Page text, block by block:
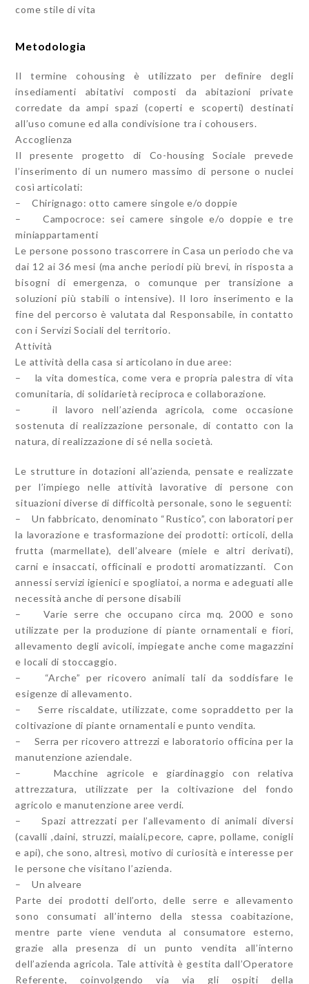
come stile di vita
Metodologia
Il termine cohousing è utilizzato per definire degli
insediamenti abitativi composti da abitazioni private
corredate da ampi spazi (coperti e scoperti) destinati
all’uso comune ed alla condivisione tra i cohousers.
Accoglienza
Il presente progetto di Co-housing Sociale prevede
l’inserimento di un numero massimo di persone o nuclei
così articolati:
– Chirignago: otto camere singole e/o doppie
– Campocroce: sei camere singole e/o doppie e tre
miniappartamenti
Le persone possono trascorrere in Casa un periodo che va
dai 12 ai 36 mesi (ma anche periodi più brevi, in risposta a
bisogni di emergenza, o comunque per transizione a
soluzioni più stabili o intensive). Il loro inserimento e la
fine del percorso è valutata dal Responsabile, in contatto
con i Servizi Sociali del territorio.
Attività
Le attività della casa si articolano in due aree:
– la vita domestica, come vera e propria palestra di vita
comunitaria, di solidarietà reciproca e collaborazione.
– il lavoro nell’azienda agricola, come occasione
sostenuta di realizzazione personale, di contatto con la
natura, di realizzazione di sé nella società.
Le strutture in dotazioni all’azienda, pensate e realizzate
per l’impiego nelle attività lavorative di persone con
situazioni diverse di difficoltà personale, sono le seguenti:
– Un fabbricato, denominato “Rustico”, con laboratori per
la lavorazione e trasformazione dei prodotti: orticoli, della
frutta (marmellate), dell’alveare (miele e altri derivati),
carni e insaccati, officinali e prodotti aromatizzanti. Con
annessi servizi igienici e spogliatoi, a norma e adeguati alle
necessità anche di persone disabili
– Varie serre che occupano circa mq. 2000 e sono
utilizzate per la produzione di piante ornamentali e fiori,
allevamento degli avicoli, impiegate anche come magazzini
e locali di stoccaggio.
– “Arche” per ricovero animali tali da soddisfare le
esigenze di allevamento.
– Serre riscaldate, utilizzate, come sopraddetto per la
coltivazione di piante ornamentali e punto vendita.
– Serra per ricovero attrezzi e laboratorio officina per la
manutenzione aziendale.
– Macchine agricole e giardinaggio con relativa
attrezzatura, utilizzate per la coltivazione del fondo
agricolo e manutenzione aree verdi.
– Spazi attrezzati per l’allevamento di animali diversi
(cavalli ,daini, struzzi, maiali,pecore, capre, pollame, conigli
e api), che sono, altresì, motivo di curiosità e interesse per
le persone che visitano l’azienda.
– Un alveare
Parte dei prodotti dell’orto, delle serre e allevamento
sono consumati all’interno della stessa coabitazione,
mentre parte viene venduta al consumatore esterno,
grazie alla presenza di un punto vendita all’interno
dell’azienda agricola. Tale attività è gestita dall’Operatore
Referente, coinvolgendo via via gli ospiti della